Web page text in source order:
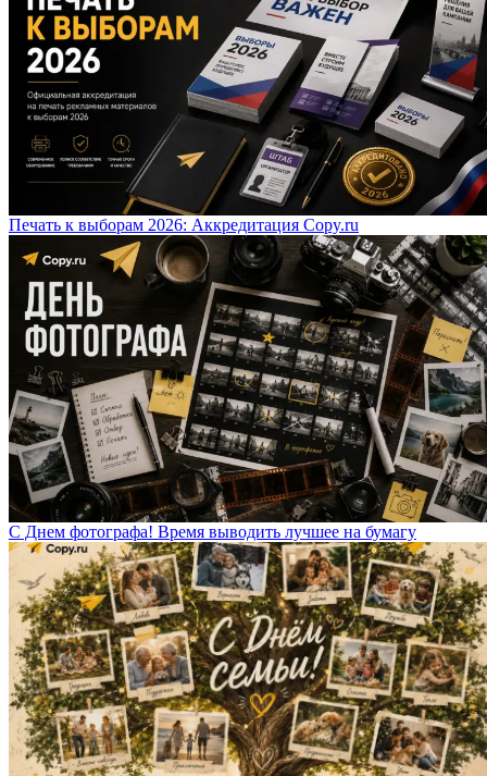
Печать к выборам 2026: Аккредитация Copy.ru
С Днем фотографа! Время выводить лучшее на бумагу